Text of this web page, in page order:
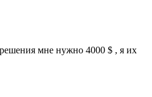
мне нужно 4000 $ , я их